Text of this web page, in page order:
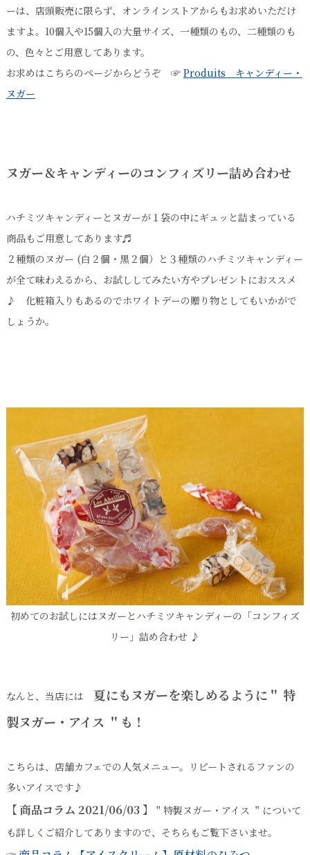
ーは、店頭販売に限らず、オンラインストアからもお求めいただけ
ますよ。10個入や15個入の大量サイズ、一種類のもの、二種類のも
の、色々とご用意してあります。
お求めはこちらのページからどうぞ ☞ Produits キャンディー・
ヌガー
ヌガー＆キャンディーのコンフィズリー詰め合わせ
ハチミツキャンディーとヌガーが１袋の中にギュッと詰まっている
商品もご用意してあります♬
２種類のヌガー (白２個・黒２個）と３種類のハチミツキャンディー
が全て味わえるから、お試ししてみたい方やプレゼントにおススメ
♪ 化粧箱入りもあるのでホワイトデーの贈り物としてもいかがで
しょうか。
初めてのお試しにはヌガーとハチミツキャンディーの「コンフィズ
リー」詰め合わせ ♪
なんと、当店には 夏にもヌガーを楽しめるように＂ 特
製ヌガー・アイス ＂も！
こちらは、店舗カフェでの人気メニュー。リピートされるファンの
多いアイスです♪
【 商品コラム 2021/06/03 】
＂特製ヌガー・アイス ＂について
も詳しくご紹介してありますので、そちらもご覧下さいませ。